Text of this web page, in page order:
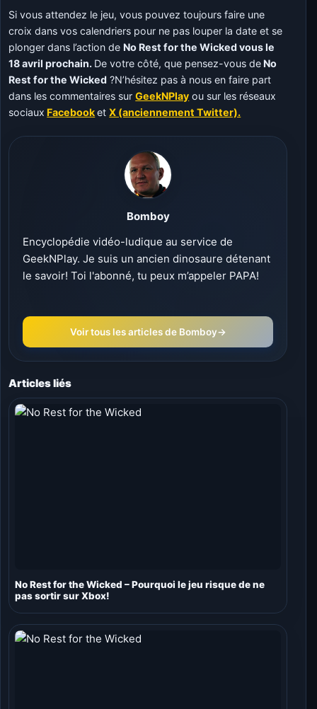
Si vous attendez le jeu, vous pouvez toujours faire une
croix dans vos calendriers pour ne pas louper la date et se
plonger dans l’action de No Rest for the Wicked vous le
18 avril prochain. De votre côté, que pensez-vous de No
Rest for the Wicked ?N’hésitez pas à nous en faire part
dans les commentaires surGeekNPlay ou sur les réseaux
sociaux FacebooketX (anciennement Twitter).
Bomboy
Encyclopédie vidéo-ludique au service de
GeekNPlay. Je suis un ancien dinosaure détenant
le savoir! Toi l'abonné, tu peux m’appeler PAPA!
Voir tous les articles de Bomboy→
Articles liés
No Rest for the Wicked – Pourquoi le jeu risque de ne
pas sortir sur Xbox!